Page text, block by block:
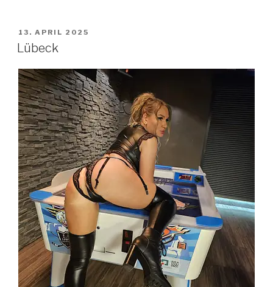
VERÖFFENTLICHT
AM
13. APRIL 2025
Lübeck